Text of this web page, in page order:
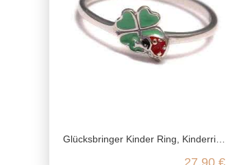
Glücksbringer Kinder Ring, Kinderring 925 Sterling Silber, Kleeblatt Mädchen Schmuck, Marienkäfer Silberring nickelfrei
27,90 €